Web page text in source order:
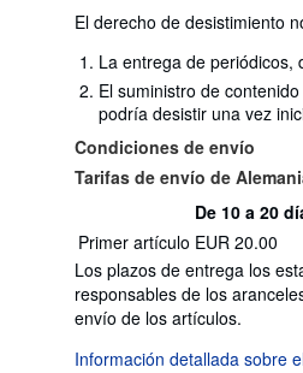
El derecho de desistimiento
La entrega de periódicos,
El suministro de
podría desistir una vez
Condiciones de envío
Tarifas de envío de
Tarifas
de
envío
de
Alemania
a
Cantidad
del
pedido
De 10 a 20
Primer artículo EUR 20.00
Los plazos de entrega los
responsables de los
envío de los artículos.
Información detallada sobre